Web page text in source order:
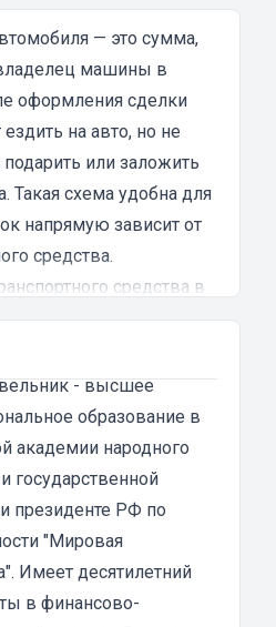
времени и усилий.
и
- это все, что я
этого кредита...
— это сумма,
машины в
оформления сделки
на авто, но не
или заложить
Такая схема удобна для
напрямую зависит от
средства.
средства в
для получения
и неделями ждать
— не самое приятное
ускорить
Такую
автоломбард,
необходимую сумму
залог вашего ТС.
денежный займ
- высшее
образование в
академии народного
государственной
президенте РФ по
"Мировая
Имеет десятилетний
в финансово-